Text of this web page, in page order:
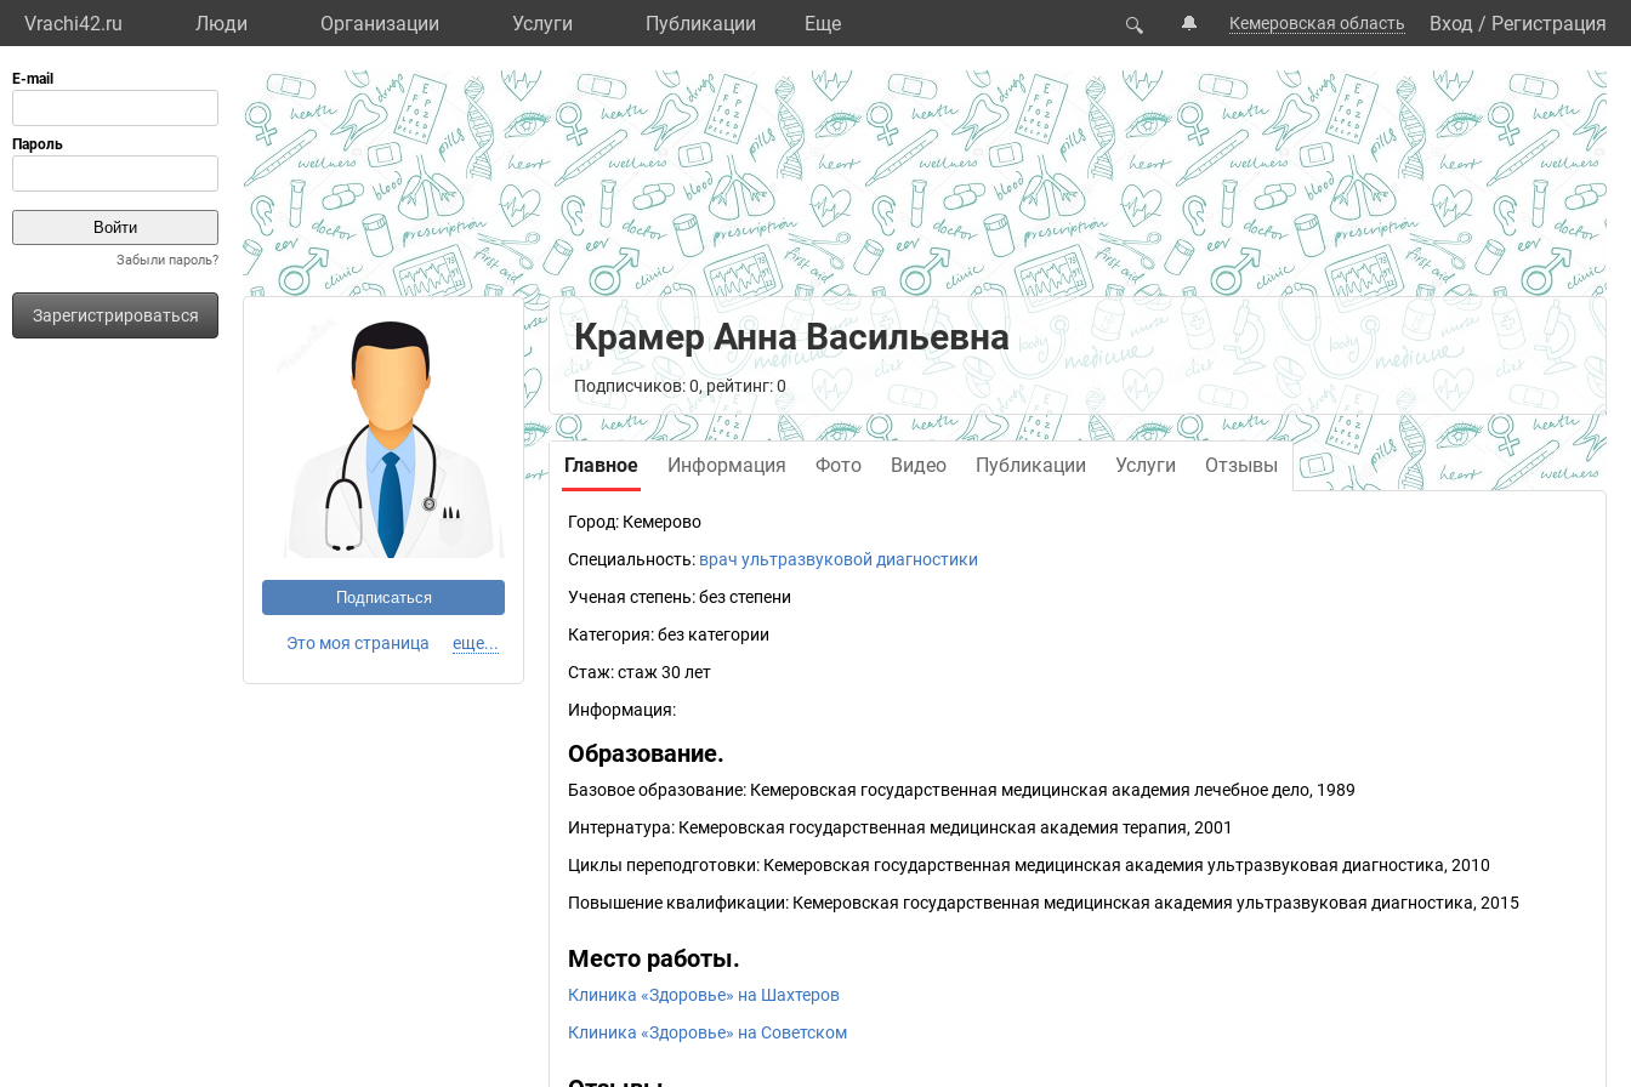
Vrachi42.ru Люди Организации Услуги Публикации Eще 🔍 🔔 Кемеровская область Вход / Регистрация
Забыли пароль?
Зарегистрироваться
Подписаться
Это моя страница еще...
Крамер Анна Васильевна
Подписчиков: 0, рейтинг: 0
Главное Информация Фото Видео Публикации Услуги Отзывы
Город: Кемерово
Специальность: врач ультразвуковой диагностики
Ученая степень:без степени
Категория:без категории
Стаж:стаж 30 лет
Информация:
Образование.
Базовое образование: Кемеровская государственная медицинская академия лечебное дело, 1989
Интернатура: Кемеровская государственная медицинская академия терапия, 2001
Циклы переподготовки: Кемеровская государственная медицинская академия ультразвуковая диагностика, 2010
Повышение квалификации: Кемеровская государственная медицинская академия ультразвуковая диагностика, 2015
Место работы.
Клиника «Здоровье» на Шахтеров
Клиника «Здоровье» на Советском